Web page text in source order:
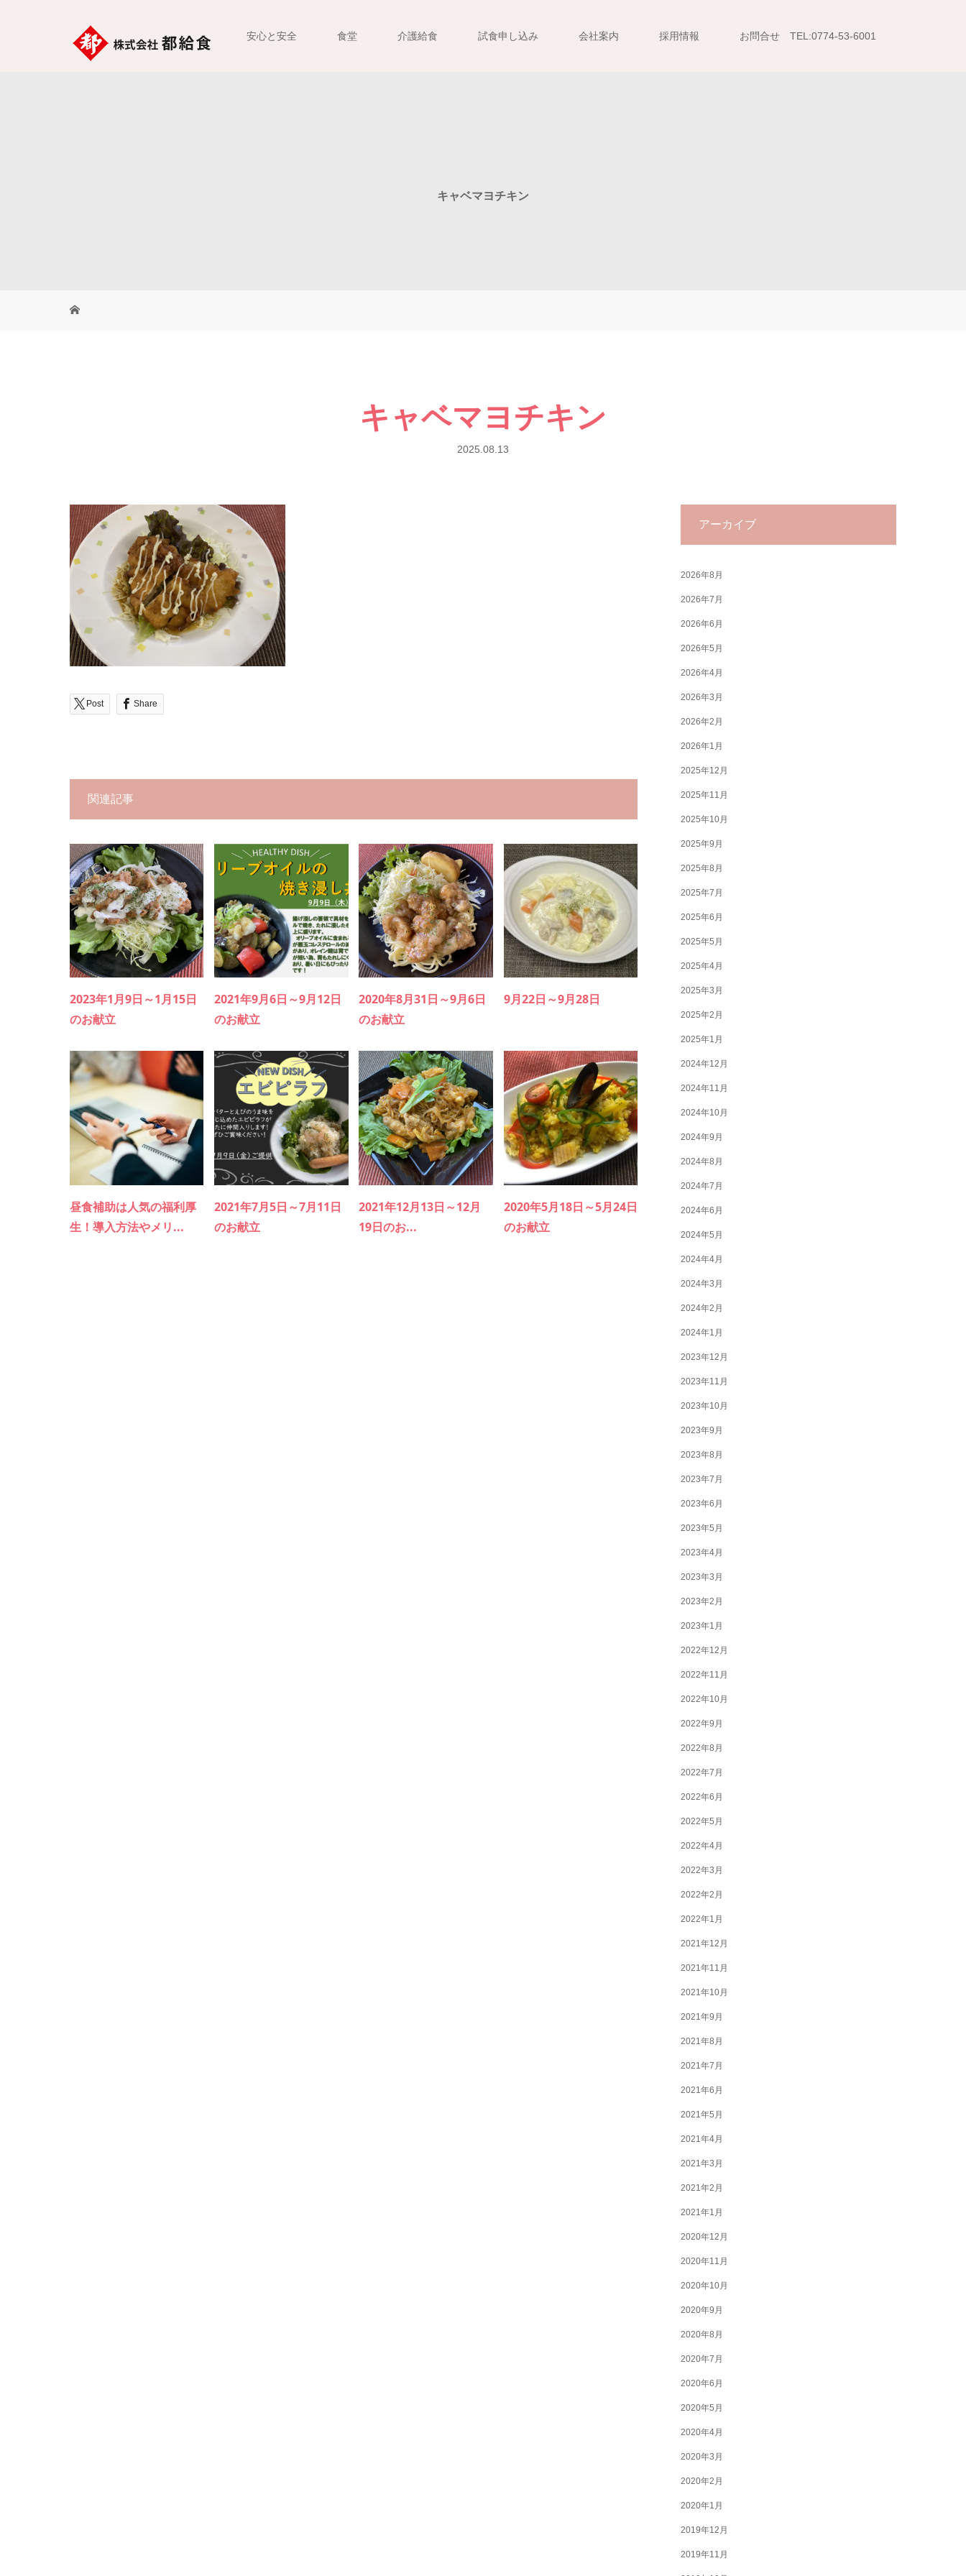
安心と安全 食堂 介護給食 試食申し込み 会社案内 採用情報 お問合せ TEL:0774-53-6001
キャベマヨチキン
キャベマヨチキン
2025.08.13
Post Share
関連記事
2023年1月9日～1月15日
のお献立
2021年9月6日～9月12日
のお献立
2020年8月31日～9月6日
のお献立
9月22日～9月28日
昼食補助は人気の福利厚
生！導入方法やメリ...
2021年7月5日～7月11日
のお献立
2021年12月13日～12月
19日のお...
2020年5月18日～5月24日
のお献立
アーカイブ
2026年8月
2026年7月
2026年6月
2026年5月
2026年4月
2026年3月
2026年2月
2026年1月
2025年12月
2025年11月
2025年10月
2025年9月
2025年8月
2025年7月
2025年6月
2025年5月
2025年4月
2025年3月
2025年2月
2025年1月
2024年12月
2024年11月
2024年10月
2024年9月
2024年8月
2024年7月
2024年6月
2024年5月
2024年4月
2024年3月
2024年2月
2024年1月
2023年12月
2023年11月
2023年10月
2023年9月
2023年8月
2023年7月
2023年6月
2023年5月
2023年4月
2023年3月
2023年2月
2023年1月
2022年12月
2022年11月
2022年10月
2022年9月
2022年8月
2022年7月
2022年6月
2022年5月
2022年4月
2022年3月
2022年2月
2022年1月
2021年12月
2021年11月
2021年10月
2021年9月
2021年8月
2021年7月
2021年6月
2021年5月
2021年4月
2021年3月
2021年2月
2021年1月
2020年12月
2020年11月
2020年10月
2020年9月
2020年8月
2020年7月
2020年6月
2020年5月
2020年4月
2020年3月
2020年2月
2020年1月
2019年12月
2019年11月